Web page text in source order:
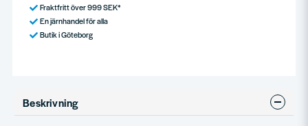
Fraktfritt över 999 SEK*
En järnhandel för alla
Butik i Göteborg
Beskrivning